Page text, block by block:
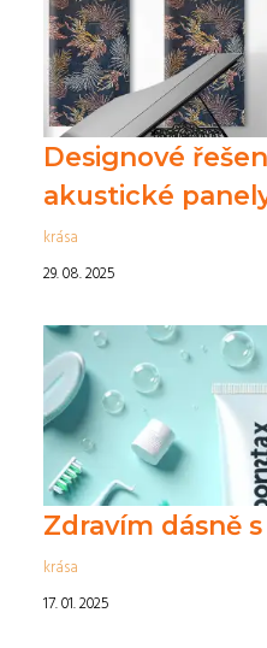
Designové
akustické
krása
29. 08. 2025
Zdravím dásně
krása
17. 01. 2025